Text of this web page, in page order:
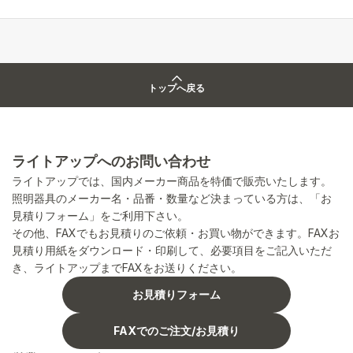
トップへ戻る
ライトアップへのお問い合わせ
ライトアップでは、国内メーカー商品を特価で販売いたします。
照明器具のメーカー名・品番・数量など決まっている方は、「お
見積りフォーム」をご利用下さい。
その他、FAXでもお見積りのご依頼・お買い物ができます。FAXお
見積り用紙をダウンロード・印刷して、必要項目をご記入いただ
き、ライトアップまでFAXをお送りください。
お見積りフォーム
FAXでのご注文/お見積り